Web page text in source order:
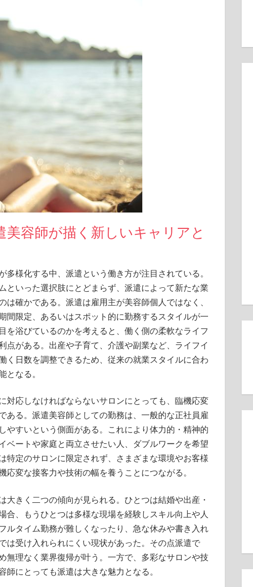
容師が描く新しいキャリアと
様化する中、派遣という働き方が注目されている。
といった選択肢にとどまらず、派遣によって新たな業
確かである。派遣は雇用主が美容師個人ではなく、
間限定、あるいはスポット的に勤務するスタイルが一
を浴びているのかを考えると、働く側の柔軟なライフ
点がある。出産や子育て、介護や副業など、ライフイ
く日数を調整できるため、従来の就業スタイルに合わ
なる。
対応しなければならないサロンにとっても、臨機応変
ある。派遣美容師としての勤務は、一般的な正社員雇
やすいという側面がある。これにより体力的・精神的
ベートや家庭と両立させたい人、ダブルワークを希望
特定のサロンに限定されず、さまざまな環境やお客様
変な接客力や技術の幅を養うことにつながる。
きく二つの傾向が見られる。ひとつは結婚や出産・
合、もうひとつは多様な現場を経験しスキル向上や人
ルタイム勤務が難しくなったり、急な休みや書き入れ
は受け入れられにくい現状があった。その点派遣で
無理なく業界復帰が叶う。一方で、多彩なサロンや技
にとっても派遣は大きな魅力となる。